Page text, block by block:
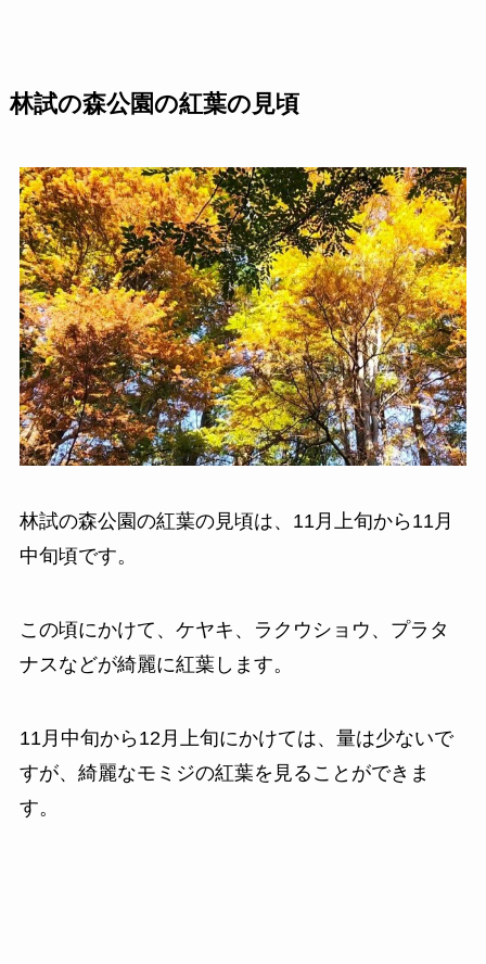
林試の森公園の紅葉の見頃
林試の森公園の紅葉の見頃は、11月上旬から11月
中旬頃です。
この頃にかけて、ケヤキ、ラクウショウ、プラタ
ナスなどが綺麗に紅葉します。
11月中旬から12月上旬にかけては、量は少ないで
すが、綺麗なモミジの紅葉を見ることができま
す。